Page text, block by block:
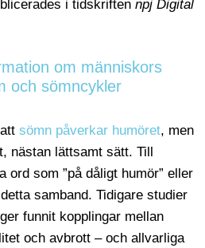
i tidskriften npj Digital
om människors
och sömncykler
sömn påverkar humöret, men
nästan lättsamt sätt. Till
ord som ”på dåligt humör” eller
samband. Tidigare studier
funnit kopplingar mellan
och avbrott – och allvarliga